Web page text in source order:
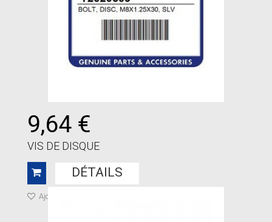
9,64 €
VIS DE DISQUE
DÉTAILS
Ajouter à ma liste de cadeaux